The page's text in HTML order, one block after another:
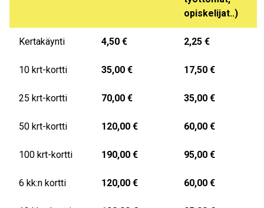
opiskelijat..)
Kertakäynti 4,50 € 2,25 €
10 krt-kortti 35,00 € 17,50 €
25 krt-kortti 70,00 € 35,00 €
50 krt-kortti 120,00 € 60,00 €
100 krt-kortti 190,00 € 95,00 €
6 kk:n kortti 120,00 € 60,00 €